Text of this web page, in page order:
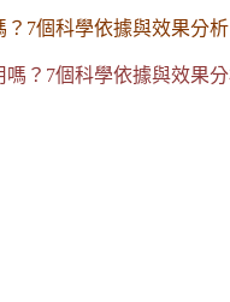
？7個科學依據與效果分析